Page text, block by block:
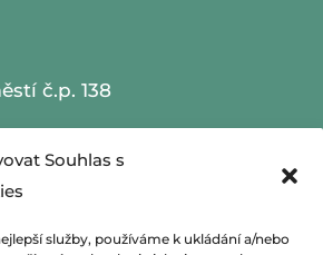
Souhlas s
služby, používáme k ukládání a/nebo
č.p. 138